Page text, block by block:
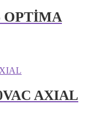
OPTİMA
AXIAL